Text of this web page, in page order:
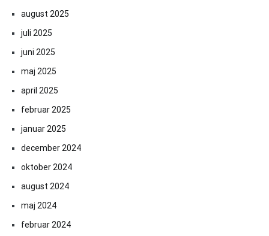
august 2025
juli 2025
juni 2025
maj 2025
april 2025
februar 2025
januar 2025
december 2024
oktober 2024
august 2024
maj 2024
februar 2024